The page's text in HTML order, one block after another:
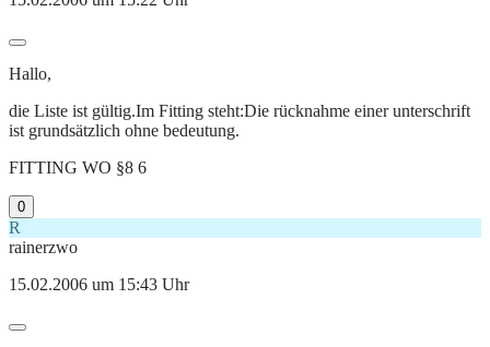
Hallo,
die Liste ist gültig.Im Fitting steht:Die rücknahme einer unterschrift
ist grundsätzlich ohne bedeutung.
FITTING WO §8 6
0
R
rainerzwo
15.02.2006 um 15:43 Uhr